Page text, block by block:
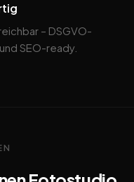
– DSGVO-
SEO-ready.